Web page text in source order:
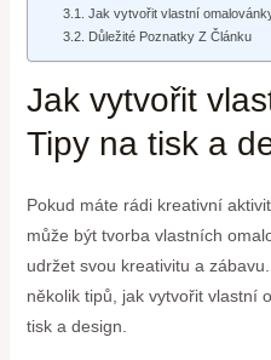
Jak vytvořit vlastní
Důležité Poznatky Z Článku
Jak vytvořit
Tipy na tisk a
Pokud máte rádi kreativní
může být tvorba vlastních
udržet svou kreativitu a
několik tipů, jak vytvořit vlastní
tisk a design.